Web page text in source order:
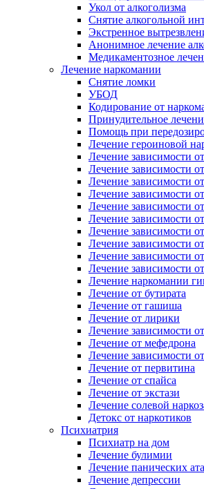
Укол от алкоголизма
Снятие алкогольной
Экстренное
Анонимное лечение
Медикаментозное
Лечение наркомании
Снятие ломки
УБОД
Кодирование от
Принудительное
Помощь при
Лечение героиновой
Лечение зависимости
Лечение зависимости
Лечение зависимости
Лечение зависимости
Лечение зависимости
Лечение зависимости
Лечение зависимости
Лечение зависимости
Лечение зависимости
Лечение зависимости
Лечение наркомании
Лечение от бутирата
Лечение от гашиша
Лечение от лирики
Лечение зависимости
Лечение от мефедрона
Лечение зависимости
Лечение от первитина
Лечение от спайса
Лечение от экстази
Лечение солевой
Детокс от наркотиков
Психиатрия
Психиатр на дом
Лечение булимии
Лечение панических
Лечение депрессии